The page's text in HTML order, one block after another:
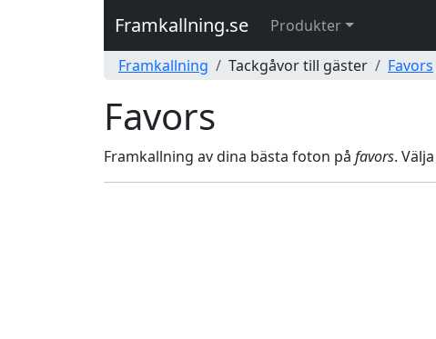
Framkallning.se
Produkter
Framkallning
Tackgåvor till gäster Favors
Favors
Framkallning av dina bästa foton på favors.